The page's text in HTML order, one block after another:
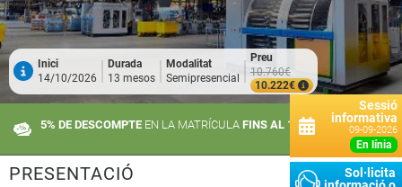
Sessió
informativa
09-09-2026
en línia
Sol·licita
Inici
14/10/2026
Durada
13 mesos
Modalitat
Semipresencial
Preu
10.760€
10.222€
5% DE DESCOMPTE EN LA MATRÍCULA FINS AL 10 DE SETEMBRE
PRESENTACIÓ